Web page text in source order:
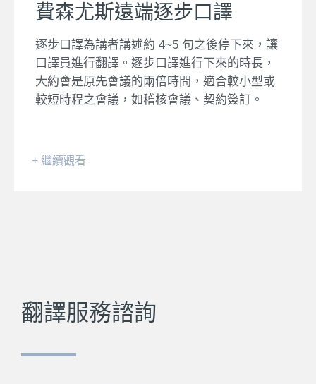
費森尤斯遠端逐步口譯
逐步口譯為講者講述約 4~5 句之後停下來，讓
口譯員進行翻譯。逐步口譯進行下來的時長，
大約會是原先會議的兩倍時間，適合較小型或
較短時程之會議，如稽核會議、契約簽訂。
+ 繼續觀看
翻譯服務諮詢